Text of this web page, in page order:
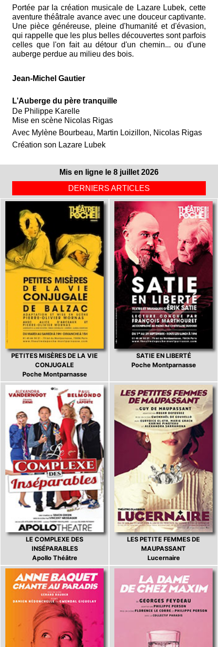
Portée par la création musicale de Lazare Lubek, cette
aventure théâtrale avance avec une douceur captivante.
Une pièce généreuse, pleine d'humanité et d'évasion,
qui rappelle que les plus belles découvertes sont parfois
celles que l'on fait au détour d'un chemin... ou d'une
auberge perdue au milieu des bois.
Jean‑Michel Gautier
L’Auberge du père tranquille
De Philippe Karelle
Mise en scène Nicolas Rigas
Avec Mylène Bourbeau, Martin Loizillon, Nicolas Rigas
Création son Lazare Lubek
Mis en ligne le 8 juillet 2026
DERNIERS ARTICLES
PETITES MISÈRES DE LA VIE
CONJUGALE
Poche Montparnasse
SATIE EN LIBERTÉ
Poche Montparnasse
LE COMPLEXE DES
INSÉPARABLES
Apollo Théâtre
LES PETITE FEMMES DE
MAUPASSANT
Lucernaire